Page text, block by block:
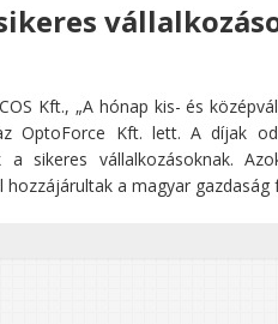
Kft., „A hónap kis- és
OptoForce Kft. lett. A díjak
a sikeres vállalkozásoknak.
a magyar gazdaság